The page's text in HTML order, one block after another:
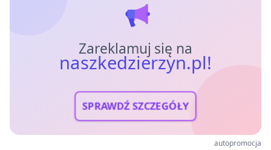
Zareklamuj się na
naszkedzierzyn.pl!
SPRAWDŹ SZCZEGÓŁY
autopromocja